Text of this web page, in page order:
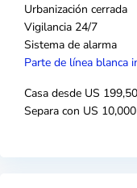
Urbanización cerrada
Vigilancia 24/7
Sistema de alarma
Parte de línea blanca
Casa desde US
Separa con US 10,000